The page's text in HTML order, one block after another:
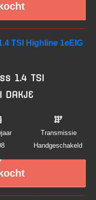
1.4 TSI
DAKJE
Transmissie
Handgeschakeld